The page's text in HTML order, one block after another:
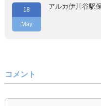
18
May
アルカ伊川谷駅
コメント